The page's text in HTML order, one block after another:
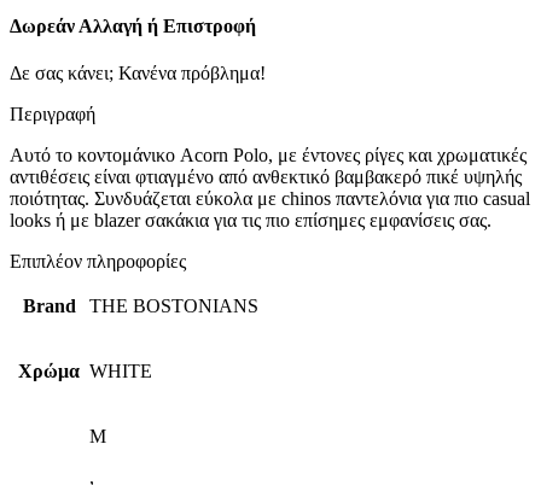
Δωρεάν Αλλαγή ή Επιστροφή
Δε σας κάνει; Κανένα πρόβλημα!
Περιγραφή
Αυτό το κοντομάνικο Acorn Polo, με έντονες ρίγες και χρωματικές
αντιθέσεις είναι φτιαγμένο από ανθεκτικό βαμβακερό πικέ υψηλής
ποιότητας. Συνδυάζεται εύκολα με chinos παντελόνια για πιο casual
looks ή με blazer σακάκια για τις πιο επίσημες εμφανίσεις σας.
Επιπλέον πληροφορίες
Brand THE BOSTONIANS
Χρώμα WHITE
M
,